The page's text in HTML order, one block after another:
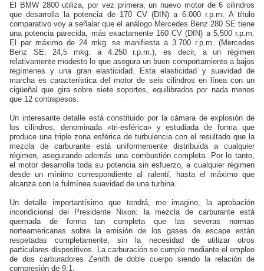
El BMW 2800 utiliza, por vez primera, un nuevo motor de 6 cilindros
que desarrolla la potencia de 170 CV (DIN) a 6.000 r.p.m. A título
comparativo voy a señalar que el análogo Mercedes Benz 280 SE tiene
una potencia parecida, más exactamente 160 CV (DIN) a 5.500 r.p.m.
El par máximo de 24 mkg. se manifiesta a 3.700 r.p.m. (Mercedes
Benz SE: 24,5 mkg. a 4.250 r.p.m.), es decir, a un régimen
relativamente modesto lo que asegura un buen comportamiento a bajos
regímenes y una gran elasticidad. Esta elasticidad y suavidad de
marcha es característica del motor de seis cilindros en línea con un
cigüeñal que gira sobre siete soportes, equilibrados por nada menos
que 12 contrapesos.
Un interesante detalle está constituido por la cámara de explosión de
los cilindros, denominada «tri-esférica» y estudiada de forma que
produce una triple zona esférica de turbulencia con el resultado que la
mezcla de carburante está uniformemente distribuida a cualquier
régimen, asegurando además una combustión completa. Por lo tanto,
el motor desarrolla toda su potencia sin esfuerzo, a cualquier régimen
desde un mínimo correspondiente al ralentí, hasta el máximo que
alcanza con la fulmínea suavidad de una turbina.
Un detalle importantísimo que tendrá, me imagino, la aprobación
incondicional del Presidente Nixon: la mezcla de carburante está
quemada de forma tan completa que las severas normas
norteamericanas sobre la emisión de los gases de escape están
respetadas completamente, sin la necesidad de utilizar otros
particulares dispositivos. La carburación se cumple mediante el empleo
de dos carburadores Zenith de doble cuerpo siendo la relación de
compresión de 9:1.